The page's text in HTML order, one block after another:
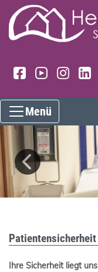
Menü
Ihre Sicherheit liegt